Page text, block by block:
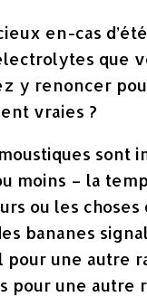
en-cas
que
y renoncer
vraies ?
sont
moins – la
ou les
bananes
pour une autre
pour une